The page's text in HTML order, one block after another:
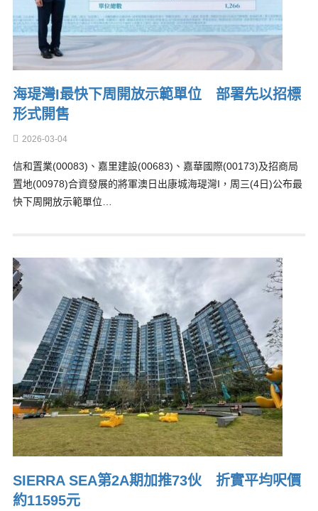
海瑅灣I最快下周開放示範單位 部署先以招標
形式開售
2026-03-04
信和置業(00083)、嘉里建設(00683)、嘉華國際(00173)及招商局
置地(00978)合資發展的將軍澳日出康城海瑅灣I，周三(4日)公布最
快下周開放示範單位…
SIERRA SEA第2A期加推73伙 折實平均呎價
約11595元